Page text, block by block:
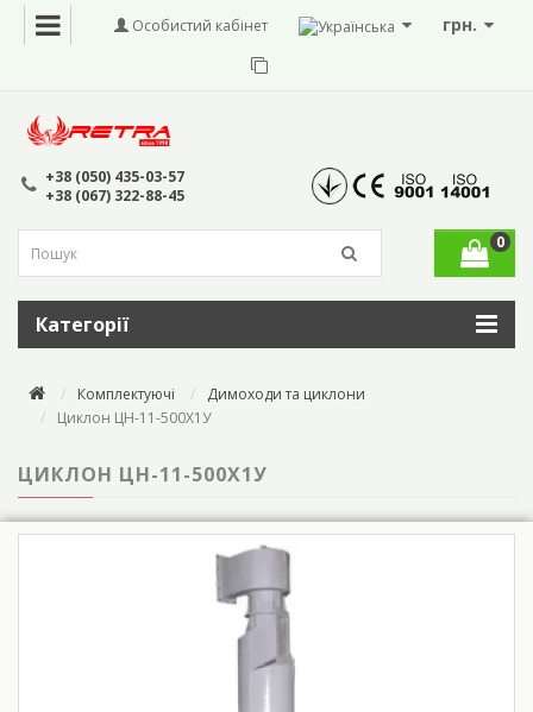
грн.
Особистий кабінет
+38 (050) 435-03-57
+38 (067) 322-88-45
0
Категорії
Комплектуючі
Димоходи та циклони
Циклон ЦН-11-500Х1У
ЦИКЛОН ЦН-11-500Х1У